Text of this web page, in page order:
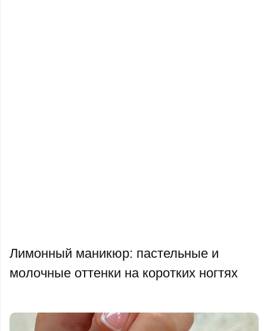
Лимонный маникюр: пастельные и
молочные оттенки на коротких ногтях